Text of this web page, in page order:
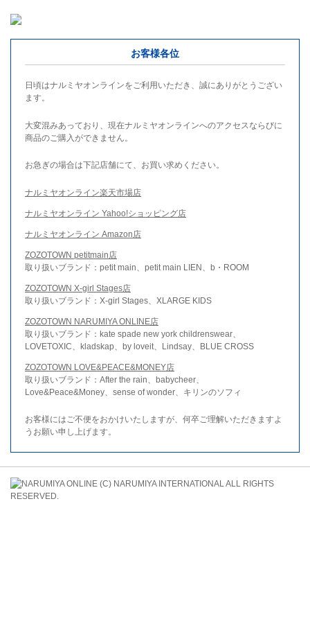
お客様各位
日頃はナルミヤオンラインをご利用いただき、誠にありがとうござい
ます。
大変混みあっており、現在ナルミヤオンラインへのアクセスならびに
商品のご購入ができません。
お急ぎの場合は下記店舗にて、お買い求めください。
ナルミヤオンライン楽天市場店
ナルミヤオンライン Yahoo!ショッピング店
ナルミヤオンライン Amazon店
ZOZOTOWN petitmain店
取り扱いブランド：petit main、petit main LIEN、b・ROOM
ZOZOTOWN X-girl Stages店
取り扱いブランド：X-girl Stages、XLARGE KIDS
ZOZOTOWN NARUMIYA ONLINE店
取り扱いブランド：kate spade new york childrenswear、
LOVETOXIC、kladskap、by loveit、Lindsay、BLUE CROSS
ZOZOTOWN LOVE&PEACE&MONEY店
取り扱いブランド：After the rain、babycheer、
Love&Peace&Money、sense of wonder、キリンのソフィ
お客様にはご不便をおかけいたしますが、何卒ご理解いただきますよ
うお願い申し上げます。